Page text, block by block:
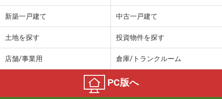
新築一戸建て 中古一戸建て
土地を探す 投資物件を探す
店舗/事業用 倉庫/トランクルーム
PC版へ